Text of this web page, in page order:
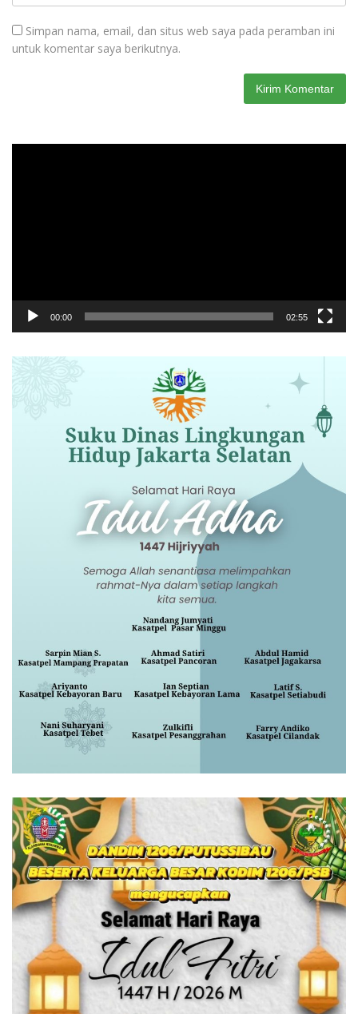
Simpan nama, email, dan situs web saya pada peramban ini
untuk komentar saya berikutnya.
00:00 02:55